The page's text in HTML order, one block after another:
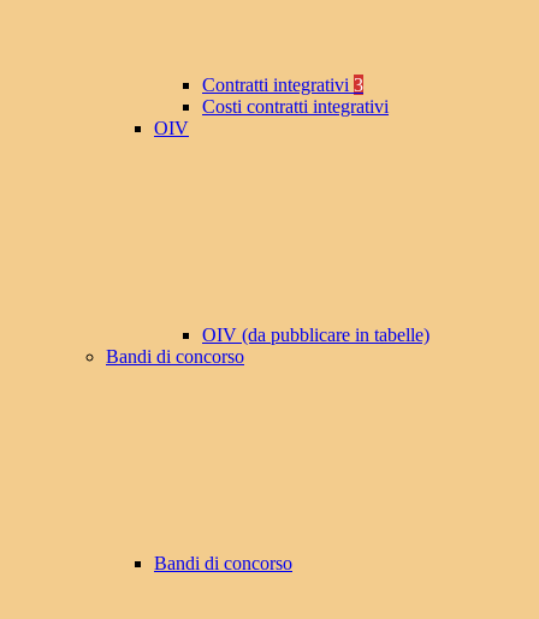
Contratti integrativi 3
Costi contratti integrativi
OIV
OIV (da pubblicare in tabelle)
Bandi di concorso
Bandi di concorso